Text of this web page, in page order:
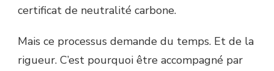
certificat de neutralité carbone.
Mais ce processus demande du temps. Et de la
rigueur. C’est pourquoi être accompagné par